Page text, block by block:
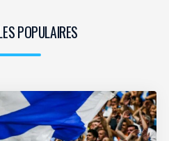
POPULAIRES